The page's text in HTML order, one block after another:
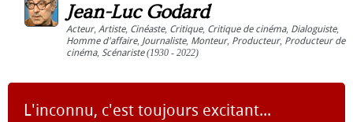
Jean-Luc Godard
Acteur, Artiste, Cinéaste, Critique, Critique de cinéma, Dialoguiste,
Homme d'affaire, Journaliste, Monteur, Producteur, Producteur de
cinéma, Scénariste(1930 - 2022)
L'inconnu, c'est toujours excitant...